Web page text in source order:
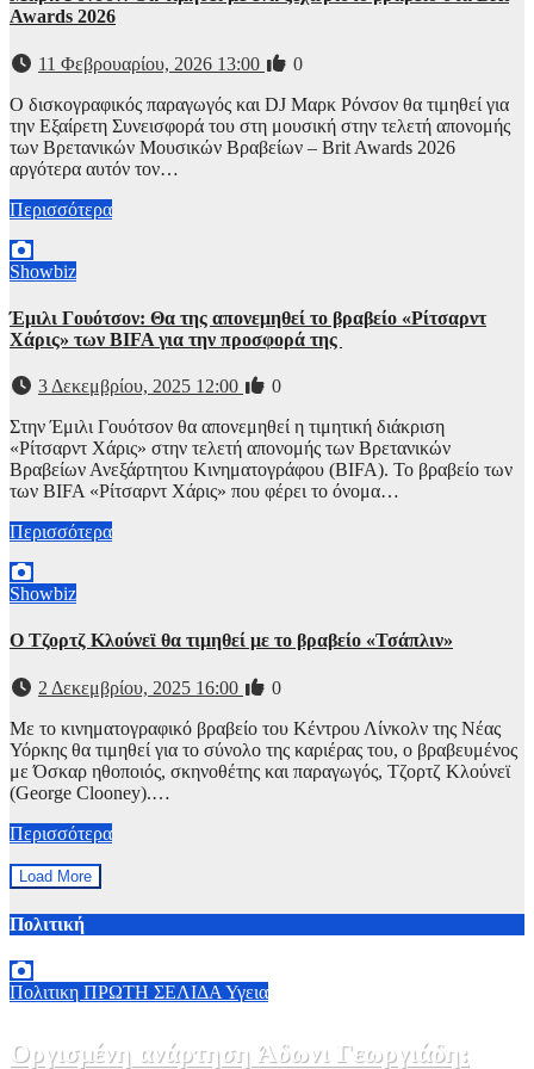
Awards 2026
11 Φεβρουαρίου, 2026 13:00
0
Ο δισκογραφικός παραγωγός και DJ Μαρκ Ρόνσον θα τιμηθεί για
την Εξαίρετη Συνεισφορά του στη μουσική στην τελετή απονομής
των Βρετανικών Μουσικών Βραβείων – Brit Awards 2026
αργότερα αυτόν τον…
Περισσότερα
Showbiz
Έμιλι Γουότσον: Θα της απονεμηθεί το βραβείο «Ρίτσαρντ
Χάρις» των BIFA για την προσφορά της
3 Δεκεμβρίου, 2025 12:00
0
Στην Έμιλι Γουότσον θα απονεμηθεί η τιμητική διάκριση
«Ρίτσαρντ Χάρις» στην τελετή απονομής των Βρετανικών
Βραβείων Ανεξάρτητου Κινηματογράφου (BIFA). Το βραβείο των
των BIFA «Ρίτσαρντ Χάρις» που φέρει το όνομα…
Περισσότερα
Showbiz
Ο Τζορτζ Κλούνεϊ θα τιμηθεί με το βραβείο «Τσάπλιν»
2 Δεκεμβρίου, 2025 16:00
0
Με το κινηματογραφικό βραβείο του Κέντρου Λίνκολν της Νέας
Υόρκης θα τιμηθεί για το σύνολο της καριέρας του, ο βραβευμένος
με Όσκαρ ηθοποιός, σκηνοθέτης και παραγωγός, Τζορτζ Κλούνεϊ
(George Clooney).…
Περισσότερα
Load More
Πολιτική
Πολιτικη ΠΡΩΤΗ ΣΕΛΙΔΑ Υγεια
Οργισμένη ανάρτηση Άδωνι Γεωργιάδη: